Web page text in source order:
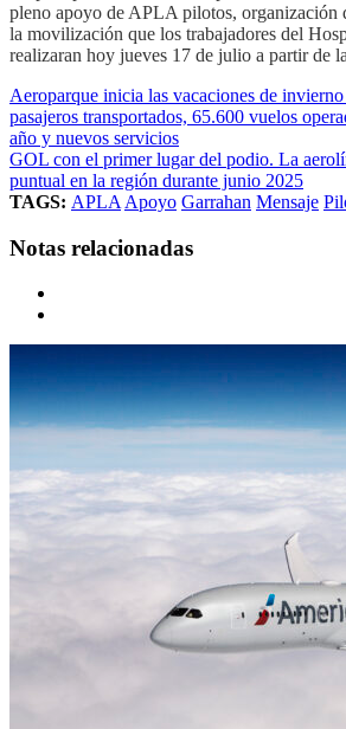
pleno apoyo de APLA pilotos, organización
la movilización que los trabajadores del
realizaran hoy jueves 17 de julio a partir de
Aeroparque inicia las vacaciones de
pasajeros transportados, 65.600 vuelos
año y nuevos servicios
GOL con el primer lugar del podio. La
puntual en la región durante junio 2025
TAGS: APLA Apoyo Garrahan Mensaje
Notas relacionadas